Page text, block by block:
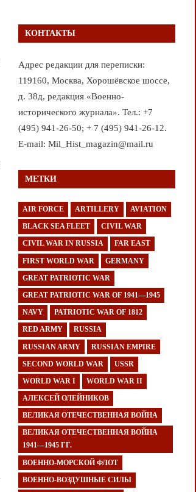
КОНТАКТЫ
Адрес редакции для переписки:
119160, Москва, Хорошёвское шоссе,
д. 38д, редакция «Военно-
исторического журнала». Тел.: +7
(495) 941-26-50; + 7 (495) 941-26-12.
E-mail: Mil_Hist_magazin@mail.ru
МЕТКИ
AIR FORCE ARTILLERY AVIATION
BLACK SEA FLEET CIVIL WAR
CIVIL WAR IN RUSSIA FAR EAST
FIRST WORLD WAR GERMANY
GREAT PATRIOTIC WAR
GREAT PATRIOTIC WAR OF 1941—1945
NAVY PATRIOTIC WAR OF 1812
RED ARMY RUSSIA
RUSSIAN ARMY RUSSIAN EMPIRE
SECOND WORLD WAR USSR
WORLD WAR I WORLD WAR II
АЛЕКСЕЙ ОЛЕЙНИКОВ
ВЕЛИКАЯ ОТЕЧЕСТВЕННАЯ ВОЙНА
ВЕЛИКАЯ ОТЕЧЕСТВЕННАЯ ВОЙНА
1941—1945 ГГ.
ВОЕННО-МОРСКОЙ ФЛОТ
ВОЕННО-ВОЗДУШНЫЕ СИЛЫ